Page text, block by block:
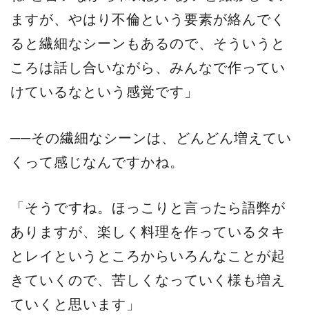
ますが、やはり不倫という要素が絡んでく
ると繊細なシーンもあるので、そういうと
ころは話し合いながら、みんなで作ってい
けているなという感覚です」
──その繊細なシーンは、どんどん増えてい
くって感じなんですかね。
「そうですね。ほっこりと言ったら語弊が
ありますが、楽しく料理を作っているタキ
とレイというところからいろんなことが起
きていくので、苦しくなっていく様も増え
ていくと思います」